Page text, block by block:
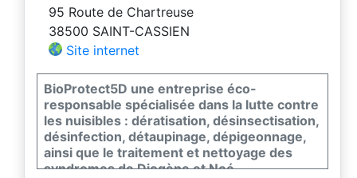
95 Route de Chartreuse
38500 SAINT-CASSIEN
Site internet
BioProtect5D une entreprise éco-
responsable spécialisée dans la lutte contre
les nuisibles : dératisation, désinsectisation,
désinfection, détaupinage, dépigeonnage,
ainsi que le traitement et nettoyage des
syndromes de Diogène et Noé.